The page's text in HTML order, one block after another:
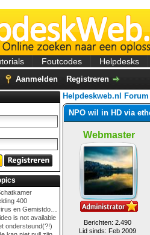
Foutcodes Helpdesks
Aanmelden Registreren
400
en Gemistdowloader
is not available
ondersteund(?!)
Helpdeskweb.nl Forum
NPO wil in HD via
Webmaster
Berichten: 2.490
Lid sinds: Feb 2009